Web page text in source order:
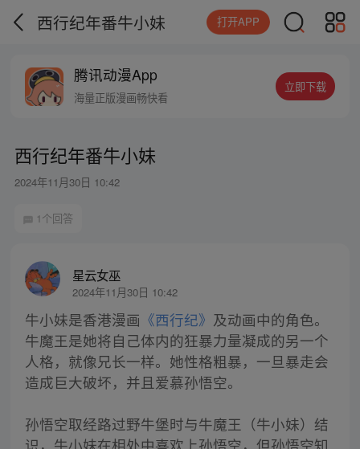
西行纪年番牛小妹 打开APP
腾讯动漫App
海量正版漫画畅快看
立即下载
西行纪年番牛小妹
2024年11月30日 10:42
1个回答
星云女巫
2024年11月30日 10:42
牛小妹是香港漫画 《西行纪》 及动画中的角色。
牛魔王是她将自己体内的狂暴力量凝成的另一个
人格，就像兄长一样。她性格粗暴，一旦暴走会
造成巨大破坏，并且爱慕孙悟空。
孙悟空取经路过野牛堡时与牛魔王（牛小妹）结
识，牛小妹在相处中喜欢上孙悟空，但孙悟空知